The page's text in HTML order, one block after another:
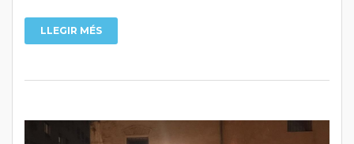
LLEGIR MÉS